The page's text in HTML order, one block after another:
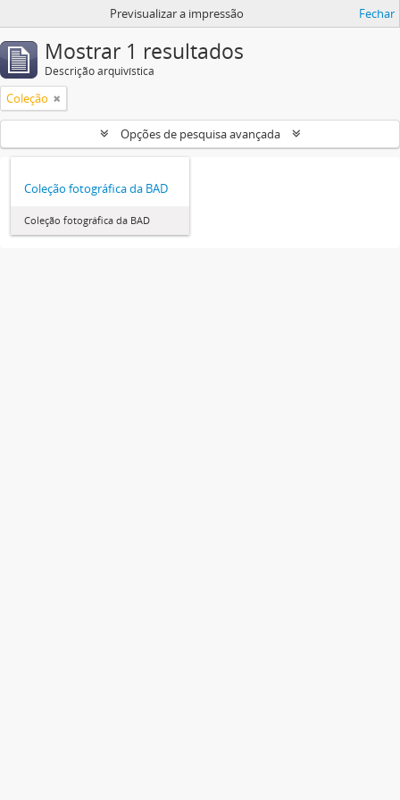
Previsualizar a impressão Fechar
Mostrar 1 resultados
Descrição arquivística
Coleção
Opções de pesquisa avançada
Coleção fotográfica da BAD
Coleção fotográfica da BAD